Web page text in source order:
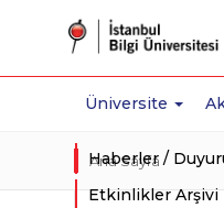
Üniversite
Ana Sayfa
Haberler /
Etkinlikler Arşivi